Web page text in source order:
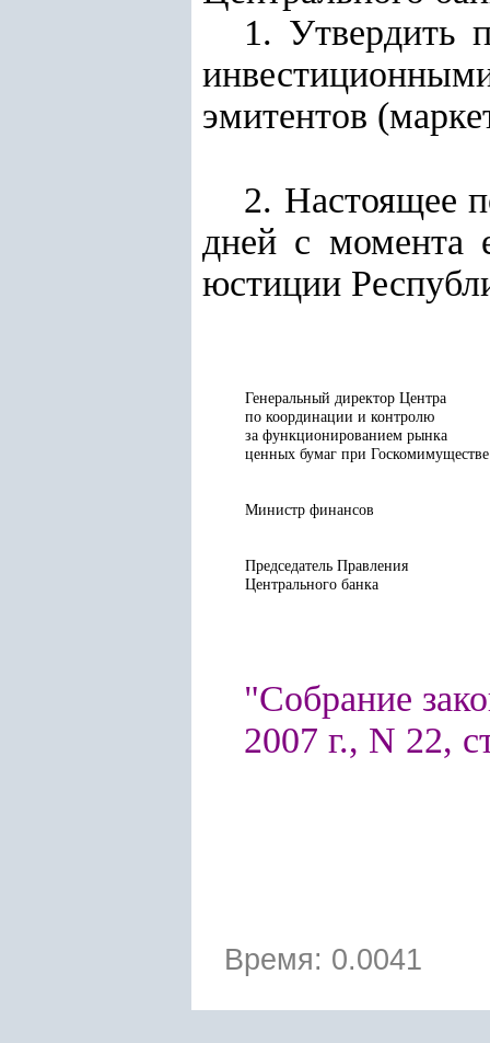
1. Утвердить
эмитентов
2. Настоящее
дней с момента
юстиции
Генеральный директор Центра
по координации и контролю
за функционированием рынка
ценных бумаг при Госкомимуществе
Министр финансов
Председатель Правления
Центрального банка
"Собрание
2007 г., N 22,
Время: 0.0041